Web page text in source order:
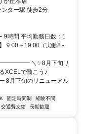
ター駅 徒歩2分
9時間 平均勤務日数：1
9:00～19:00（実働8～
＼✨8月下旬リ
XCELで働こう♪
のリニューアル
固定時間制
経験不問
交通費支給 長期歓迎